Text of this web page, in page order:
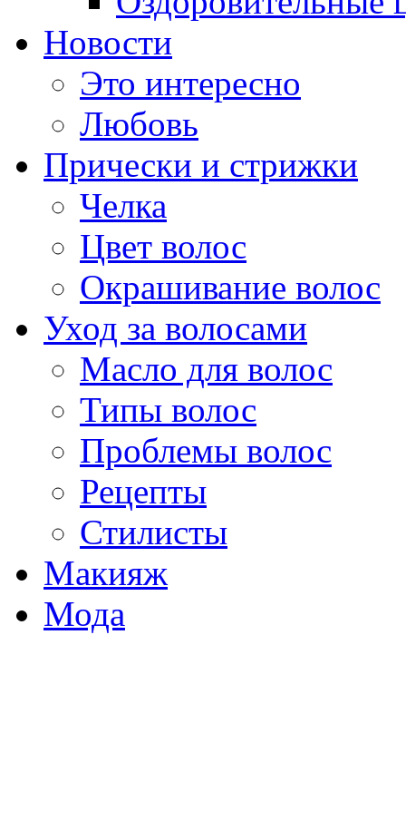
Новости
Это интересно
Любовь
Прически и стрижки
Челка
Цвет волос
Окрашивание волос
Уход за волосами
Масло для волос
Типы волос
Проблемы волос
Рецепты
Стилисты
Макияж
Мода